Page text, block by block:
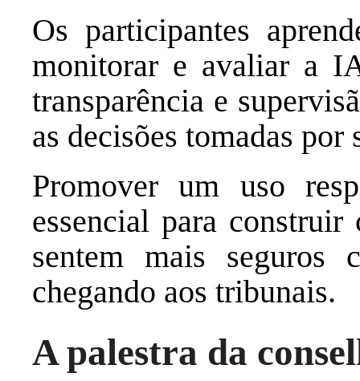
Os participantes
monitorar e avaliar a
transparência e
as decisões tomadas
Promover um uso
essencial para
sentem mais seguros
chegando aos tribunais.
A palestra da